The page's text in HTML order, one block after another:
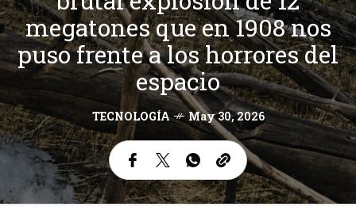
megatones que en 1908 nos
puso frente a los horrores del
espacio
TECNOLOGÍA May 30, 2026